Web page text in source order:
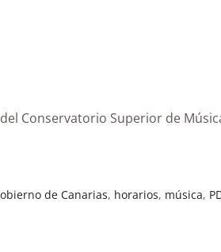
Conservatorio Superior de
de Canarias, horarios, música,